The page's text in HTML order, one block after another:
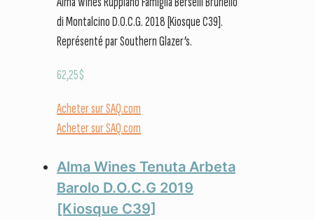
di Montalcino D.O.C.G. 2018 [Kiosque C39].
Représenté par Southern Glazer’s.
62,25$
Acheter sur SAQ.com
Acheter sur SAQ.com
Alma Wines Tenuta Arbeta
Barolo D.O.C.G 2019
[Kiosque C39]